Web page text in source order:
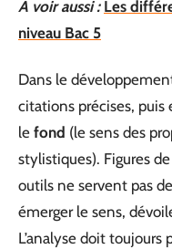
A voir aussi : Les
niveau Bac 5
Dans le
citations précises, puis
le fond (le sens des
stylistiques). Figures
outils ne servent pas
émerger le sens,
L’analyse doit toujours